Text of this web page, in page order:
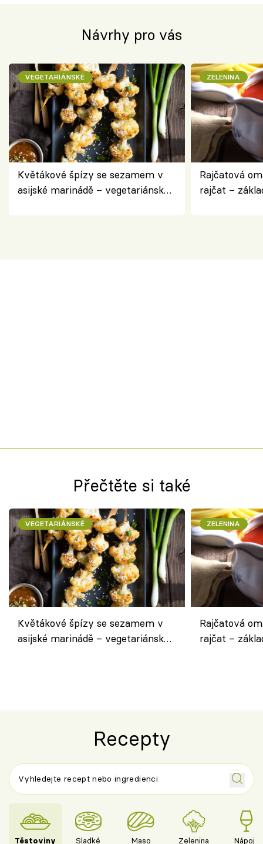
Návrhy pro vás
VEGETARIÁNSKÉ
Květákové špízy se sezamem v
asijské marinádě – vegetariánská
ZELENINA
Rajčatová
rajčat –
Přečtěte si také
VEGETARIÁNSKÉ
Květákové špízy se sezamem v
asijské marinádě – vegetariánská
ZELENINA
Rajčatová
rajčat –
Recepty
Těstoviny Sladké Maso Zelenina Nápoje